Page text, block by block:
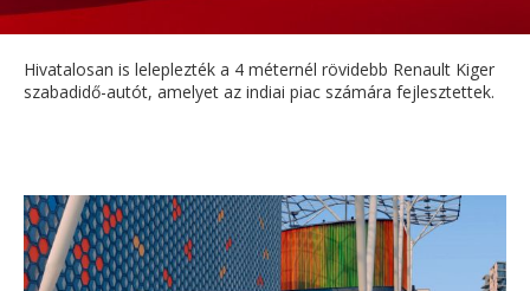
Hivatalosan is leleplezték a 4 méternél rövidebb Renault Kiger
szabadidő-autót, amelyet az indiai piac számára fejlesztettek.